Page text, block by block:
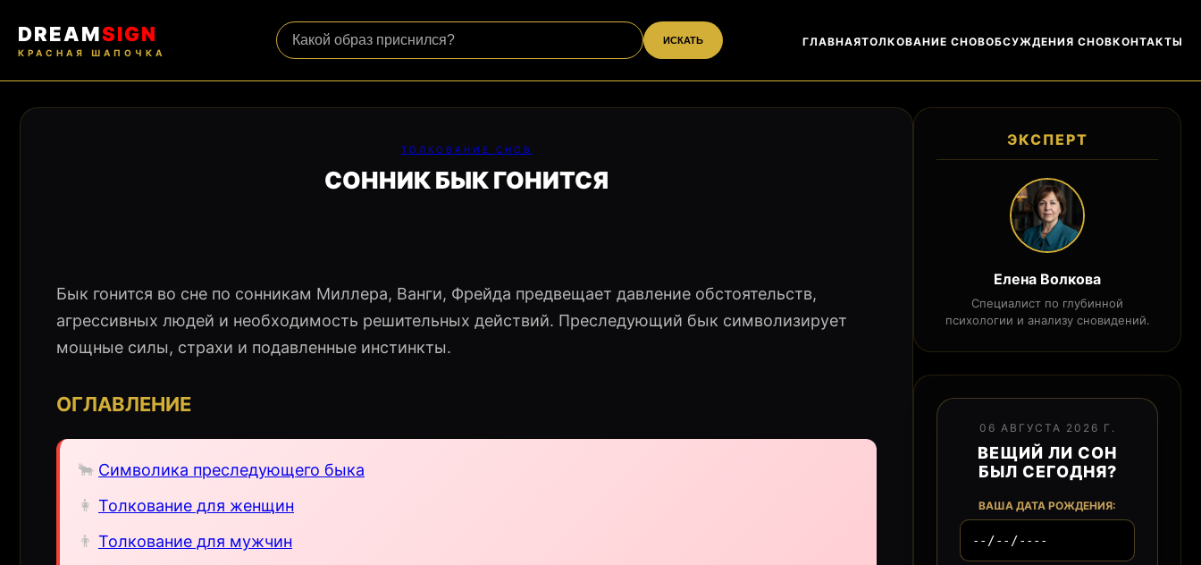
DREAMSIGN
КРАСНАЯ ШАПОЧКА
ИСКАТЬ ГЛАВНАЯТОЛКОВАНИЕ СНОВОБСУЖДЕНИЯ СНОВКОНТАКТЫ
ТОЛКОВАНИЕ СНОВ
СОННИК БЫК ГОНИТСЯ
Бык гонится во сне по сонникам Миллера, Ванги, Фрейда предвещает давление обстоятельств,
агрессивных людей и необходимость решительных действий. Преследующий бык символизирует
мощные силы, страхи и подавленные инстинкты.
ОГЛАВЛЕНИЕ
🐂 Символика преследующего быка
👩 Толкование для женщин
👨 Толкование для мужчин
ЭКСПЕРТ
Елена Волкова
Специалист по глубинной
психологии и анализу сновидений.
06 АВГУСТА 2026 Г.
ВЕЩИЙ ЛИ СОН
БЫЛ СЕГОДНЯ?
ВАША ДАТА РОЖДЕНИЯ: